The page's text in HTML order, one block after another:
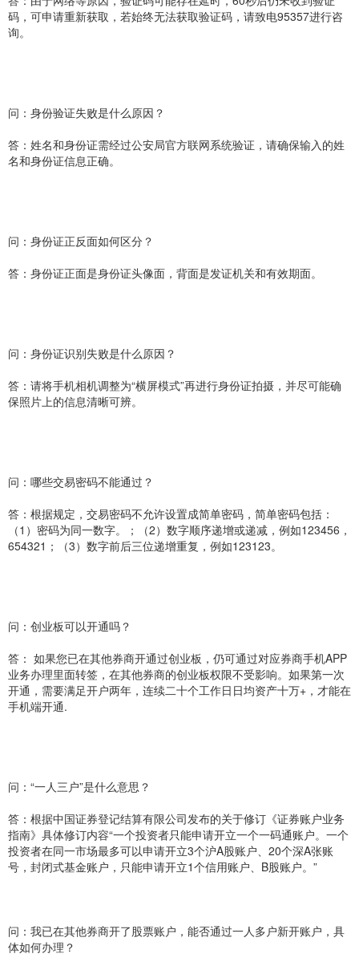
码，可申请重新获取，若始终无法获取验证码，请致电95357进行咨
询。
问：身份验证失败是什么原因？
答：姓名和身份证需经过公安局官方联网系统验证，请确保输入的姓
名和身份证信息正确。
问：身份证正反面如何区分？
答：身份证正面是身份证头像面，背面是发证机关和有效期面。
问：身份证识别失败是什么原因？
答：请将手机相机调整为“横屏模式”再进行身份证拍摄，并尽可能确
保照片上的信息清晰可辨。
问：哪些交易密码不能通过？
答：根据规定，交易密码不允许设置成简单密码，简单密码包括：
（1）密码为同一数字。；（2）数字顺序递增或递减，例如123456，
654321；（3）数字前后三位递增重复，例如123123。
问：创业板可以开通吗？
答： 如果您已在其他券商开通过创业板，仍可通过对应券商手机APP
业务办理里面转签，在其他券商的创业板权限不受影响。如果第一次
开通，需要满足开户两年，连续二十个工作日日均资产十万+，才能在
手机端开通.
问：“一人三户”是什么意思？
答：根据中国证券登记结算有限公司发布的关于修订《证券账户业务
指南》具体修订内容“一个投资者只能申请开立一个一码通账户。一个
投资者在同一市场最多可以申请开立3个沪A股账户、20个深A张账
号，封闭式基金账户，只能申请开立1个信用账户、B股账户。”
问：我已在其他券商开了股票账户，能否通过一人多户新开账户，具
体如何办理？